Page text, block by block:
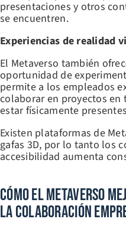
presentaciones y otros
se encuentren.
Experiencias de realidad
El Metaverso también
oportunidad de
permite a los empleados
colaborar en proyectos
estar físicamente
Existen plataformas de
gafas 3D, por lo tanto los
accesibilidad aumenta
Cómo El Metaverso
La Colaboración